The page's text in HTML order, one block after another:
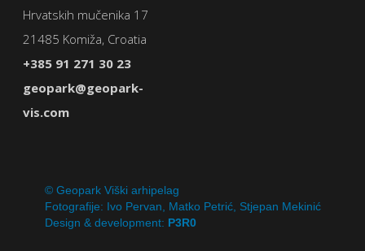
Hrvatskih mučenika 17
21485 Komiža, Croatia
+385 91 271 30 23
geopark@geopark-
vis.com
© Geopark Viški arhipelag
Fotografije: Ivo Pervan, Matko Petrić, Stjepan Mekinić
Design & development: P3R0